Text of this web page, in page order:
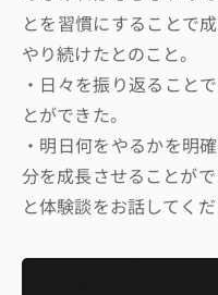
とを習慣にすることで
やり続けたとのこと。
・日々を振り返ること
とができた。
・明日何をやるかを明
分を成長させることが
と体験談をお話してくだ